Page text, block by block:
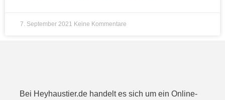
7. September 2021 Keine Kommentare
Bei Heyhaustier.de handelt es sich um ein Online-